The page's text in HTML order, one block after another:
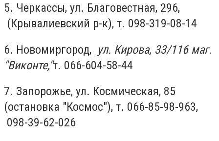
5. Черкассы, ул. Благовестная, 296,
(Крывалиевский р-к), т. 098-319-08-14
6. Новомиргород, ул. Кирова, 33/116 маг.
"Виконте,"т. 066-604-58-44
7. Запорожье, ул. Космическая, 85
(остановка "Космос"), т. 066-85-98-963,
098-39-62-026